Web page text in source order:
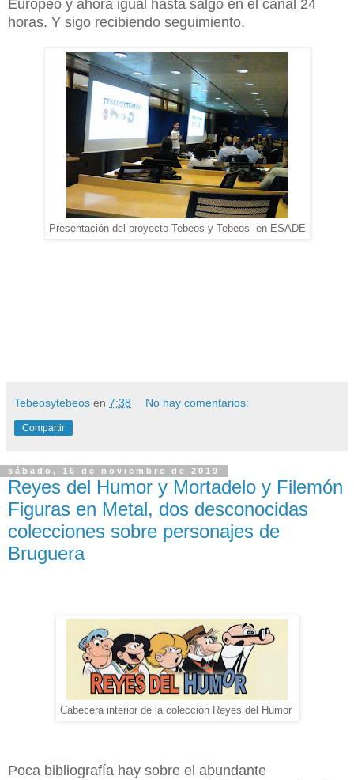
Europeo y ahora igual hasta salgo en el canal 24
horas. Y sigo recibiendo seguimiento.
Presentación del proyecto Tebeos y Tebeos en ESADE
Tebeosytebeos en 7:38 No hay comentarios:
Compartir
sábado, 16 de noviembre de 2019
Reyes del Humor y Mortadelo y Filemón
Figuras en Metal, dos desconocidas
colecciones sobre personajes de
Bruguera
Cabecera interior de la colección Reyes del Humor
Poca bibliografía hay sobre el abundante